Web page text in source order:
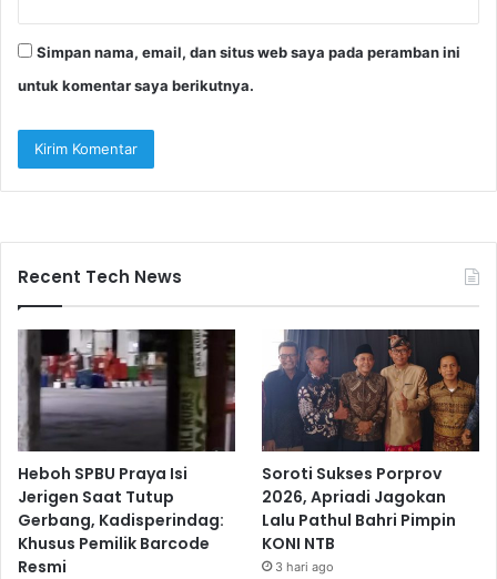
Simpan nama, email, dan situs web saya pada peramban ini
untuk komentar saya berikutnya.
Recent Tech News
Heboh SPBU Praya Isi
Jerigen Saat Tutup
Gerbang, Kadisperindag:
Khusus Pemilik Barcode
Resmi
Soroti Sukses Porprov
2026, Apriadi Jagokan
Lalu Pathul Bahri Pimpin
KONI NTB
3 hari ago